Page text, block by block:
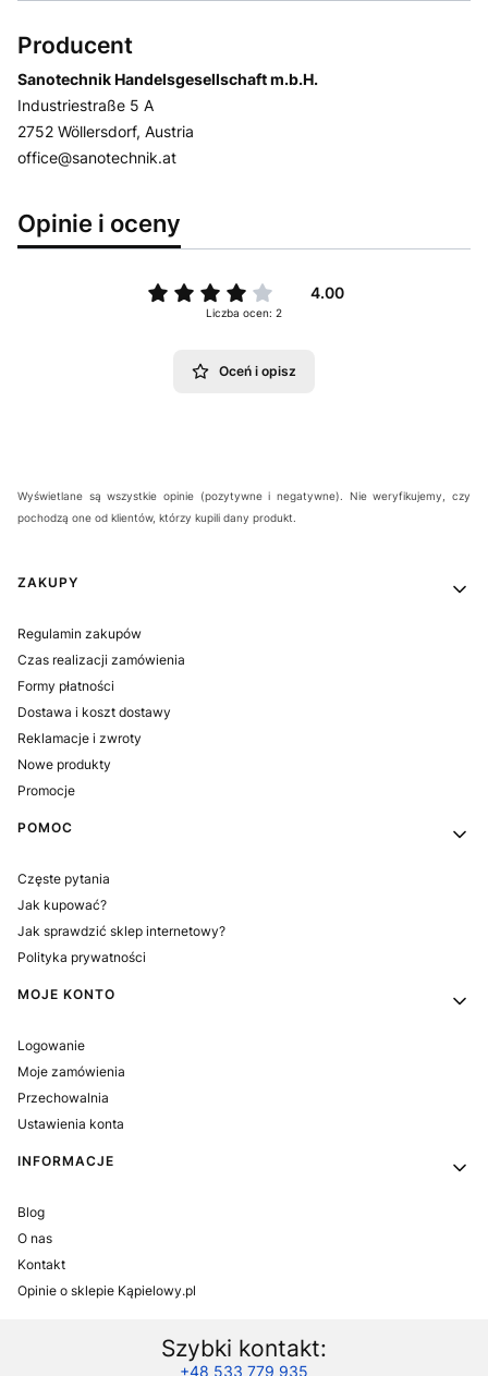
Producent
Sanotechnik Handelsgesellschaft m.b.H.
Industriestraße 5 A
2752 Wöllersdorf, Austria
office@sanotechnik.at
Opinie i oceny
4.00
Liczba ocen: 2
Oceń i opisz
Wyświetlane są wszystkie opinie (pozytywne i negatywne). Nie weryfikujemy, czy
pochodzą one od klientów, którzy kupili dany produkt.
Linki w stopce
ZAKUPY
Regulamin zakupów
Czas realizacji zamówienia
Formy płatności
Dostawa i koszt dostawy
Reklamacje i zwroty
Nowe produkty
Promocje
POMOC
Częste pytania
Jak kupować?
Jak sprawdzić sklep internetowy?
Polityka prywatności
MOJE KONTO
Logowanie
Moje zamówienia
Przechowalnia
Ustawienia konta
INFORMACJE
Blog
O nas
Kontakt
Opinie o sklepie Kąpielowy.pl
Szybki kontakt:
+48 533 779 935